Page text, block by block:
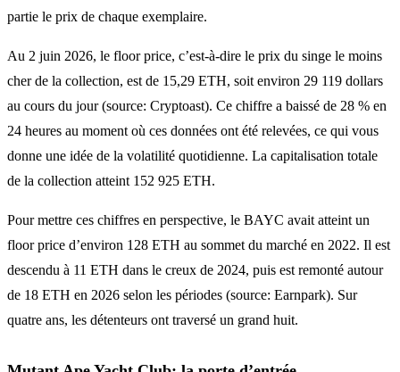
partie le prix de chaque exemplaire.
Au 2 juin 2026, le floor price, c’est-à-dire le prix du singe le moins
cher de la collection, est de 15,29 ETH, soit environ 29 119 dollars
au cours du jour (source: Cryptoast). Ce chiffre a baissé de 28 % en
24 heures au moment où ces données ont été relevées, ce qui vous
donne une idée de la volatilité quotidienne. La capitalisation totale
de la collection atteint 152 925 ETH.
Pour mettre ces chiffres en perspective, le BAYC avait atteint un
floor price d’environ 128 ETH au sommet du marché en 2022. Il est
descendu à 11 ETH dans le creux de 2024, puis est remonté autour
de 18 ETH en 2026 selon les périodes (source: Earnpark). Sur
quatre ans, les détenteurs ont traversé un grand huit.